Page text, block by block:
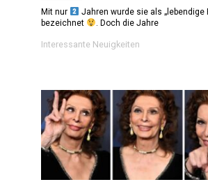
Mit nur
Jahren wurde sie als „lebendige
bezeichnet
. Doch die Jahre
Interessante Neuigkeiten